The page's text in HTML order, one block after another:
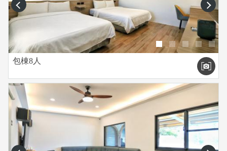
prev next
包棟8人